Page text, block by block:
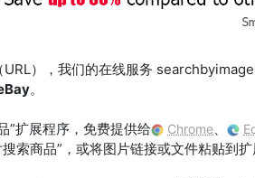
），我们的在线服务
。
”扩展程序，免费提供给 Chrome、
索商品”，或将图片链接或文件粘贴到扩